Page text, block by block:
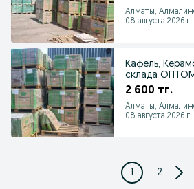
Алматы,
08 августа 2026 г.
Кафель,
склада
2 600 тг.
Алматы,
08 августа 2026 г.
1 2